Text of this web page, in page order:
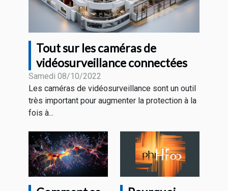
Tout sur les caméras de
vidéosurveillance connectées
Samedi 08/10/2022
Les caméras de vidéosurveillance sont un outil
très important pour augmenter la protection à la
fois à...